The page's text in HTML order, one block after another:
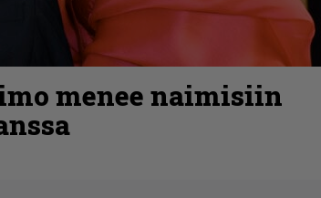
menee naimisiin